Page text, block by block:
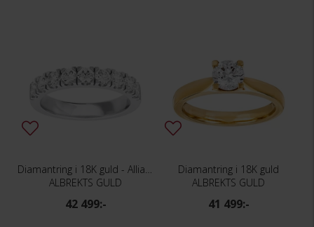
Diamantring i 18K guld - Allians
ALBREKTS GULD
42 499:-
Diamantring i 18K guld
ALBREKTS GULD
41 499:-